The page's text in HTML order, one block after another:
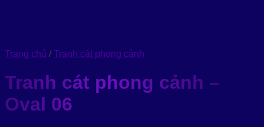
Trang chủ / Tranh cát phong cảnh
Tranh cát phong cảnh –
Oval 06